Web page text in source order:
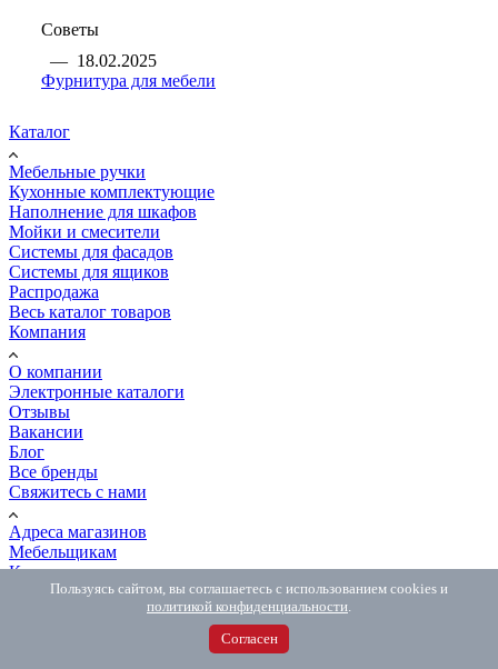
Советы
— 18.02.2025
Фурнитура для мебели
Каталог
Мебельные ручки
Кухонные комплектующие
Наполнение для шкафов
Мойки и смесители
Системы для фасадов
Системы для ящиков
Распродажа
Весь каталог товаров
Компания
О компании
Электронные каталоги
Отзывы
Вакансии
Блог
Все бренды
Свяжитесь с нами
Адреса магазинов
Мебельщикам
Контакты
Сообщить об ошибке
Пользуясь сайтом, вы соглашаетесь с использованием cookies и
политикой конфиденциальности.
Согласен